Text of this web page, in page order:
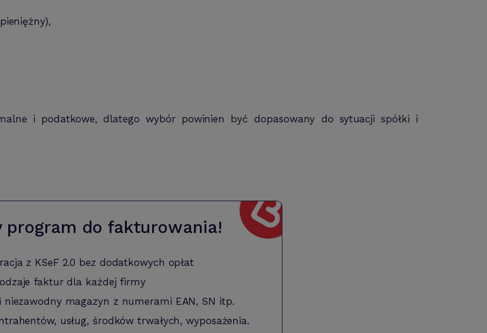
i podatkowe, dlatego wybór powinien być dopasowany do sytuacji spółki i
program do fakturowania!
z KSeF 2.0 bez dodatkowych opłat
faktur dla każdej firmy
niezawodny magazyn z numerami EAN, SN itp.
usług, środków trwałych, wyposażenia.